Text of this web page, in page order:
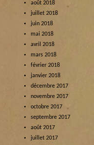
août 2018
juillet 2018
juin 2018
mai 2018
avril 2018
mars 2018
février 2018
janvier 2018
décembre 2017
novembre 2017
octobre 2017
septembre 2017
août 2017
juillet 2017